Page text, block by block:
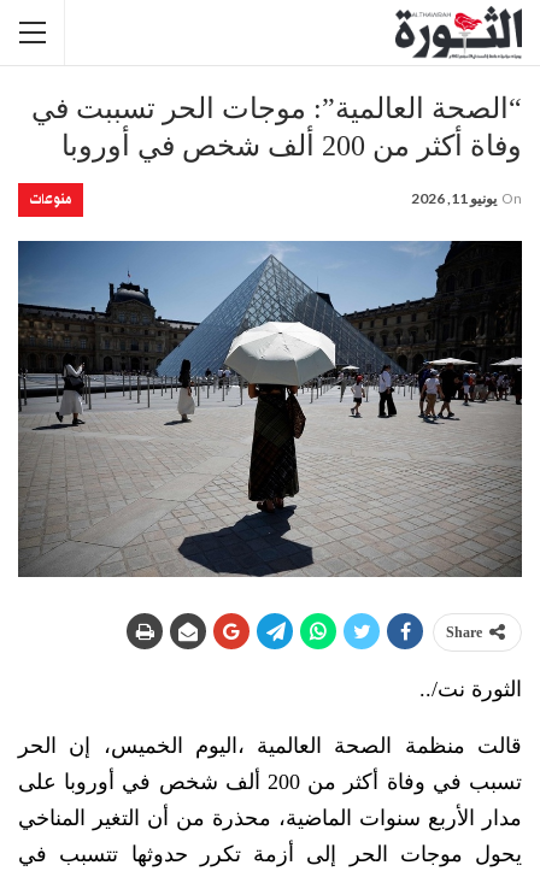
“الصحة العالمية”: موجات الحر تسببت في
وفاة أكثر من 200 ألف شخص في أوروبا
منوعات On يونيو 11, 2026
Share
الثورة نت/..
قالت منظمة الصحة العالمية ،اليوم الخميس، إن الحر
تسبب في وفاة أكثر من 200 ألف شخص في أوروبا على
مدار الأربع سنوات الماضية، محذرة من أن التغير المناخي
يحول موجات الحر إلى أزمة تكرر حدوثها تتسبب في